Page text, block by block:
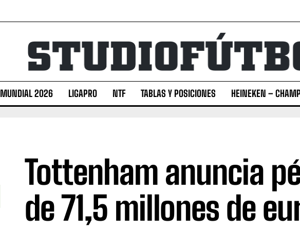
MUNDIAL 2026 LIGAPRO NTF TABLAS Y POSICIONES HEINEKEN –
Tottenham anuncia
de 71,5 millones de